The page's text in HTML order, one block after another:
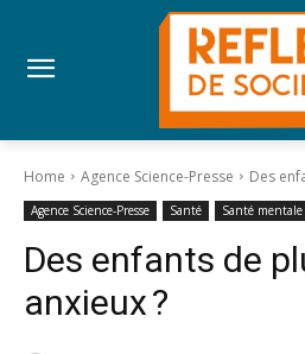
Home Agence Science-Presse Des
Agence Science-Presse Santé Santé mentale
Des enfants de
anxieux ?